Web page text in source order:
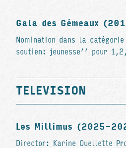
Gala des Gémeaux
Nomination dans la
soutien: jeunesse’’ pour
TELEVISION
Les Millimus (2025-
Director: Karine Ouellette